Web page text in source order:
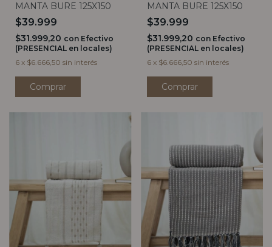
MANTA BURE 125X150
$39.999
$31.999,20 con Efectivo
(PRESENCIAL en locales)
6 x $6.666,50 sin interés
Comprar
MANTA BURE 125X150
$39.999
$31.999,20 con Efectivo
(PRESENCIAL en locales)
6 x $6.666,50 sin interés
Comprar